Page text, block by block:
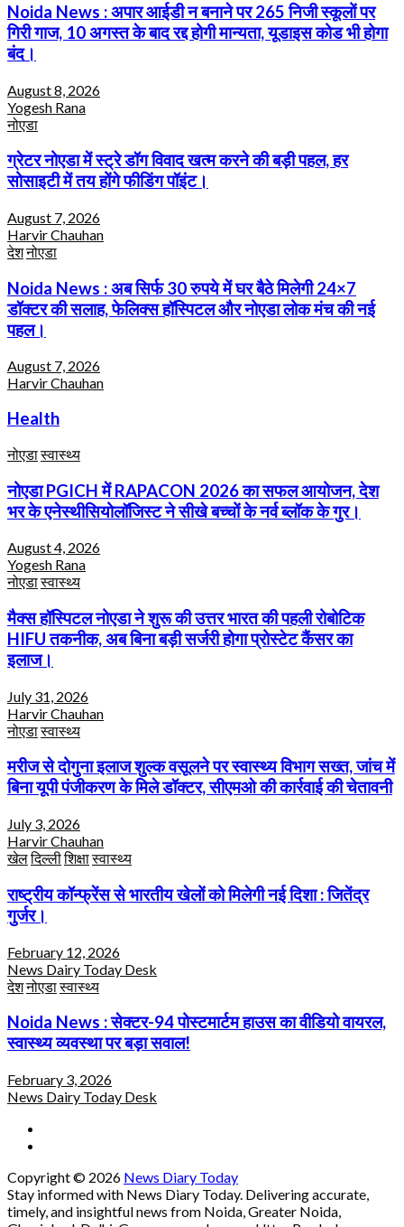
Noida News : अपार आईडी न बनाने पर 265 निजी स्कूलों पर
गिरी गाज, 10 अगस्त के बाद रद्द होगी मान्यता, यूडाइस कोड भी होगा
बंद।
August 8, 2026
Yogesh Rana
नोएडा
ग्रेटर नोएडा में स्ट्रे डॉग विवाद खत्म करने की बड़ी पहल, हर
सोसाइटी में तय होंगे फीडिंग पॉइंट।
August 7, 2026
Harvir Chauhan
देशनोएडा
Noida News : अब सिर्फ 30 रुपये में घर बैठे मिलेगी 24×7
डॉक्टर की सलाह, फेलिक्स हॉस्पिटल और नोएडा लोक मंच की नई
पहल।
August 7, 2026
Harvir Chauhan
Health
नोएडास्वास्थ्य
नोएडा PGICH में RAPACON 2026 का सफल आयोजन, देश
भर के एनेस्थीसियोलॉजिस्ट ने सीखे बच्चों के नर्व ब्लॉक के गुर।
August 4, 2026
Yogesh Rana
नोएडास्वास्थ्य
मैक्स हॉस्पिटल नोएडा ने शुरू की उत्तर भारत की पहली रोबोटिक
HIFU तकनीक, अब बिना बड़ी सर्जरी होगा प्रोस्टेट कैंसर का
इलाज।
July 31, 2026
Harvir Chauhan
नोएडास्वास्थ्य
मरीज से दोगुना इलाज शुल्क वसूलने पर स्वास्थ्य विभाग सख्त, जांच में
बिना यूपी पंजीकरण के मिले डॉक्टर, सीएमओ की कार्रवाई की चेतावनी
July 3, 2026
Harvir Chauhan
खेलदिल्लीशिक्षास्वास्थ्य
राष्ट्रीय कॉन्फ्रेंस से भारतीय खेलों को मिलेगी नई दिशा : जितेंद्र
गुर्जर।
February 12, 2026
News Dairy Today Desk
देशनोएडास्वास्थ्य
Noida News : सेक्टर-94 पोस्टमार्टम हाउस का वीडियो वायरल,
स्वास्थ्य व्यवस्था पर बड़ा सवाल!
February 3, 2026
News Dairy Today Desk
Copyright © 2026 News Diary Today
Stay informed with News Diary Today. Delivering accurate,
timely, and insightful news from Noida, Greater Noida,